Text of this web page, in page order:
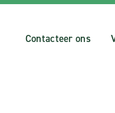
Contacteer ons